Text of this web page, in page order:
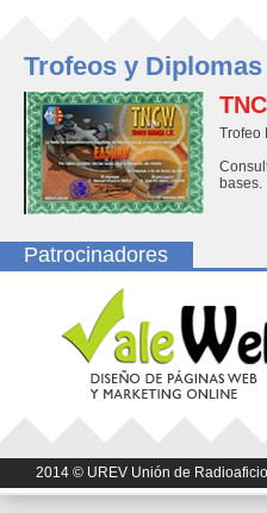
Trofeos y Diplomas
Trofeo
bases.
Patrocinadores
2014 © UREV Unión de